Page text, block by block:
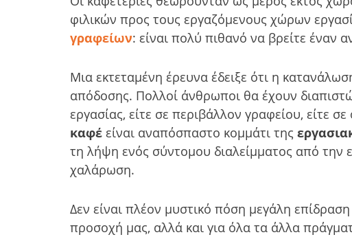
φιλικών προς τους εργαζόμενους χώρων
γραφείων: είναι πολύ πιθανό να βρείτε
Μια εκτεταμένη έρευνα έδειξε ότι η
απόδοσης. Πολλοί άνθρωποι θα έχουν
εργασίας, είτε σε περιβάλλον γραφείου, είτε
καφέ είναι αναπόσπαστο κομμάτι της
τη λήψη ενός σύντομου διαλείμματος από την
χαλάρωση.
Δεν είναι πλέον μυστικό πόση μεγάλη
προσοχή μας, αλλά και για όλα τα άλλα